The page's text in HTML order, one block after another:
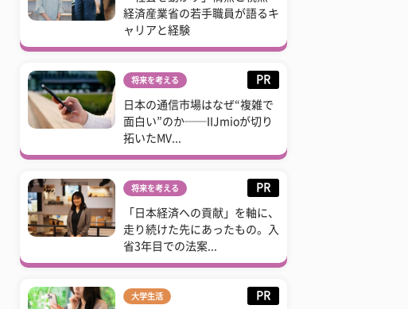
経済産業省の若手職員が語るキ
ャリアと経験
将来を考える PR
日本の通信市場はなぜ“複雑で
面白い”のか──IIJmioが切り
拓いたMV...
将来を考える PR
「日本経済への貢献」を軸に、
走り続けた先にあったもの。入
省3年目での法案...
大学生活 PR